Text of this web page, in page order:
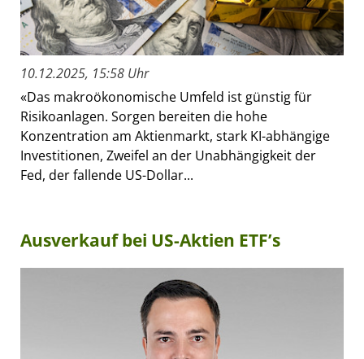
10.12.2025, 15:58 Uhr
«Das makroökonomische Umfeld ist günstig für
Risikoanlagen. Sorgen bereiten die hohe
Konzentration am Aktienmarkt, stark KI-abhängige
Investitionen, Zweifel an der Unabhängigkeit der
Fed, der fallende US-Dollar...
Ausverkauf bei US-Aktien ETF’s